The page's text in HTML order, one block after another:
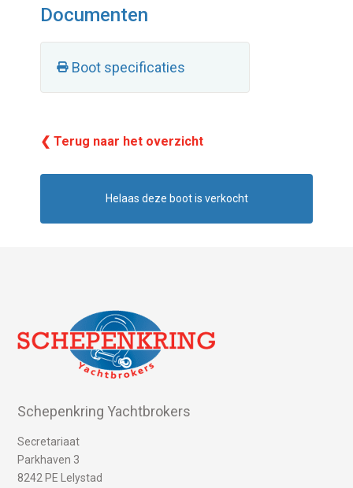
Documenten
Boot specificaties
❮ Terug naar het overzicht
Helaas deze boot is verkocht
Schepenkring Yachtbrokers
Secretariaat
Parkhaven 3
8242 PE Lelystad